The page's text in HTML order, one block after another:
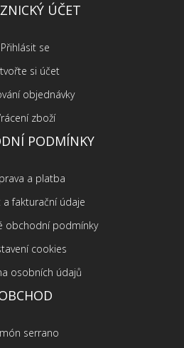
ÚČET
Přihlásit se
si účet
objednávky
zboží
PODMÍNKY
a platba
a fakturační údaje
obchodní podmínky
cookies
osobních údajů
serrano